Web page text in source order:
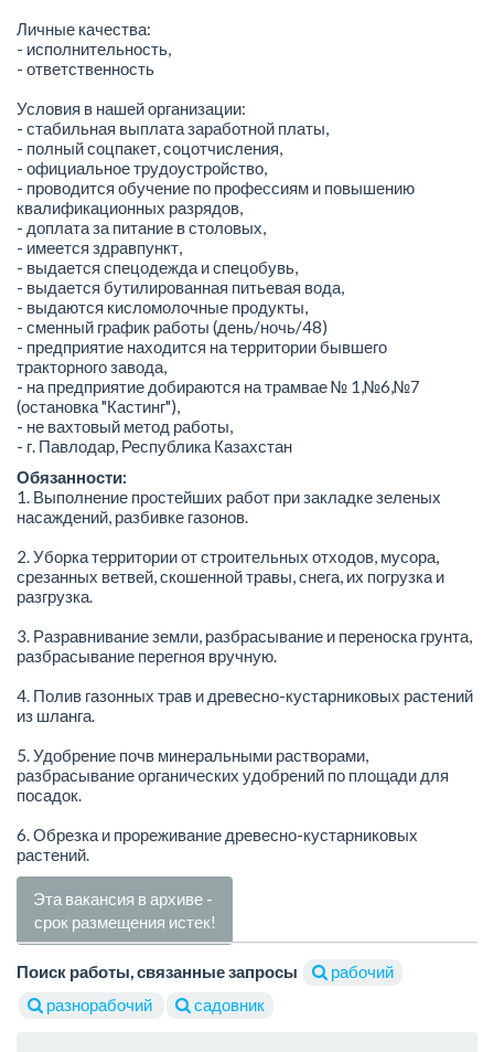
Личные качества:
- исполнительность,
- ответственность
Условия в нашей организации:
- стабильная выплата заработной платы,
- полный соцпакет, соцотчисления,
- официальное трудоустройство,
- проводится обучение по профессиям и повышению
квалификационных разрядов,
- доплата за питание в столовых,
- имеется здравпункт,
- выдается спецодежда и спецобувь,
- выдается бутилированная питьевая вода,
- выдаются кисломолочные продукты,
- сменный график работы (день/ночь/48)
- предприятие находится на территории бывшего
тракторного завода,
- на предприятие добираются на трамвае № 1,№6,№7
(остановка "Кастинг"),
- не вахтовый метод работы,
- г. Павлодар, Республика Казахстан
Обязанности:
1. Выполнение простейших работ при закладке зеленых
насаждений, разбивке газонов.
2. Уборка территории от строительных отходов, мусора,
срезанных ветвей, скошенной травы, снега, их погрузка и
разгрузка.
3. Разравнивание земли, разбрасывание и переноска грунта,
разбрасывание перегноя вручную.
4. Полив газонных трав и древесно-кустарниковых растений
из шланга.
5. Удобрение почв минеральными растворами,
разбрасывание органических удобрений по площади для
посадок.
6. Обрезка и прореживание древесно-кустарниковых
растений.
Эта вакансия в архиве -
срок размещения истек!
Поиск работы, связанные запросы
рабочий
разнорабочий
садовник